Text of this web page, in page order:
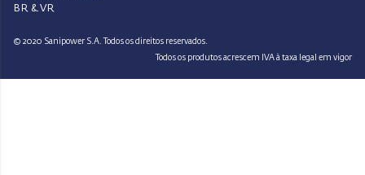
BR & VR
© 2020 Sanipower S.A. Todos os direitos reservados.
Todos os produtos acrescem IVA à taxa legal em vigor